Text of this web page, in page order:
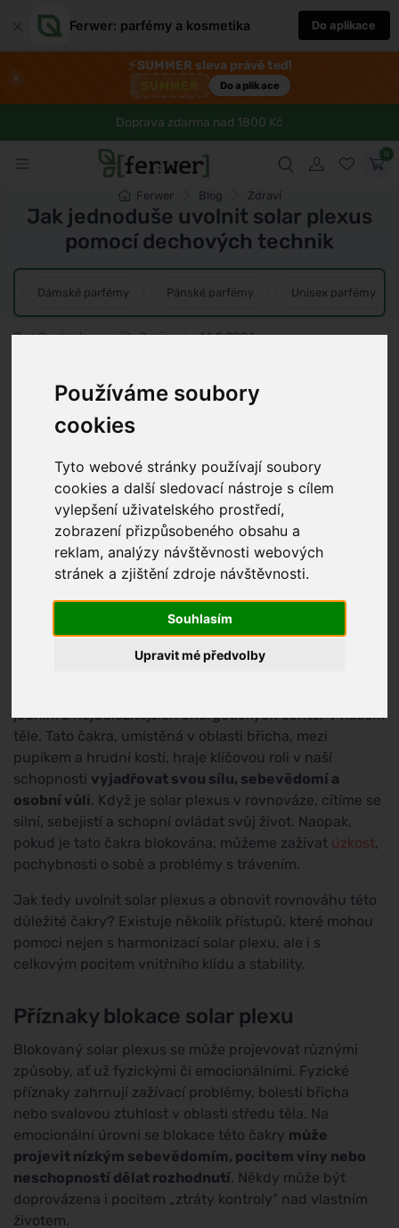
Používáme soubory
cookies
Tyto webové stránky používají soubory
cookies a další sledovací nástroje s cílem
vylepšení uživatelského prostředí,
zobrazení přizpůsobeného obsahu a
reklam, analýzy návštěvnosti webových
stránek a zjištění zdroje návštěvnosti.
Souhlasím
Upravit mé předvolby
Ferwer: parfémy a kosmetika Do aplikace
×
⚡SUMMER sleva právě teď!
Do aplikace
Doprava zdarma nad 1800 Kč
0
Ferwer Blog Zdraví
Jak jednoduše uvolnit solar plexus
pomocí dechových technik
Dámské parfémy Pánské parfémy Unisex parfémy
Jan Svoboda 8 min 14.9.2024
Jak uvolnit solar plexus
jedním z nejdůležitějších energetických center v našem
těle. Tato čakra, umístěná v oblasti břicha, mezi
pupíkem a hrudní kostí, hraje klíčovou roli v naší
schopnosti vyjadřovat svou sílu, sebevědomí a
osobní vůli. Když je solar plexus v rovnováze, cítíme se
silní, sebejistí a schopní ovládat svůj život. Naopak,
pokud je tato čakra blokována, můžeme zažívat úzkost,
pochybnosti o sobě a problémy s trávením.
Jak tedy uvolnit solar plexus a obnovit rovnováhu této
důležité čakry? Existuje několik přístupů, které mohou
pomoci nejen s harmonizací solar plexu, ale i s
celkovým pocitem vnitřního klidu a stability.
Příznaky blokace solar plexu
Blokovaný solar plexus se může projevovat různými
způsoby, ať už fyzickými či emocionálními. Fyzické
příznaky zahrnují zažívací problémy, bolesti břicha
nebo svalovou ztuhlost v oblasti středu těla. Na
emocionální úrovni se blokace této čakry může
projevit nízkým sebevědomím, pocitem viny nebo
neschopností dělat rozhodnutí. Někdy může být
doprovázena i pocitem „ztráty kontroly" nad vlastním
životem.